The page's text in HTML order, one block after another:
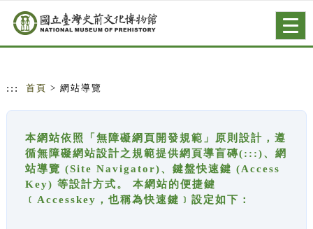
跳到主要內容
網站導覽
::: 首頁 > 網站導覽
本網站依照「無障礙網頁開發規範」原則設計，遵
循無障礙網站設計之規範提供網頁導盲磚(:::)、網
站導覽 (Site Navigator)、鍵盤快速鍵 (Access
Key) 等設計方式。 本網站的便捷鍵
﹝Accesskey，也稱為快速鍵﹞設定如下：